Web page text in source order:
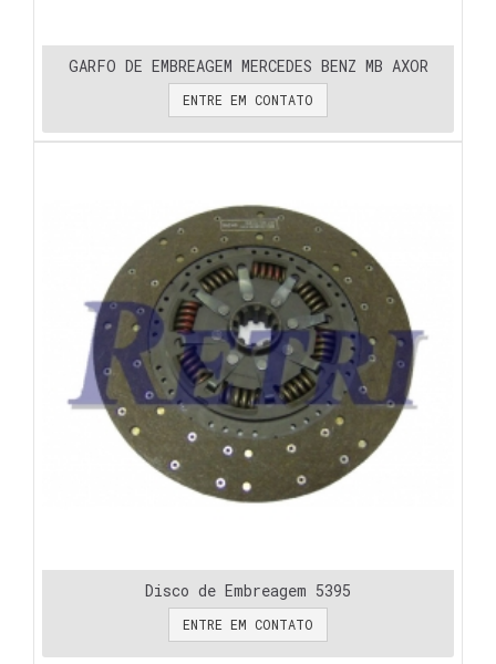
GARFO DE EMBREAGEM MERCEDES BENZ MB AXOR
ENTRE EM CONTATO
Disco de Embreagem 5395
ENTRE EM CONTATO